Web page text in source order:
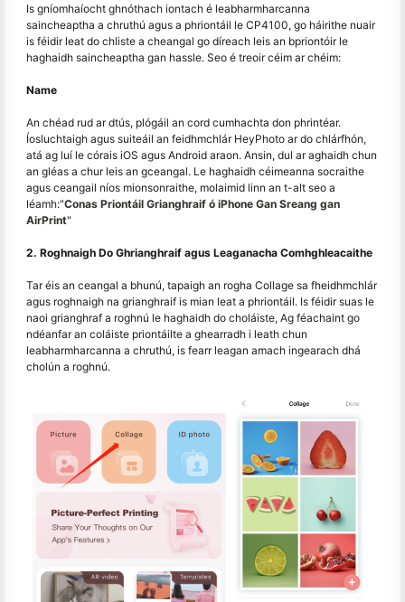
Is gníomhaíocht ghnóthach iontach é leabharmharcanna
saincheaptha a chruthú agus a phriontáil le CP4100, go háirithe nuair
is féidir leat do chliste a cheangal go díreach leis an bpriontóir le
haghaidh saincheaptha gan hassle. Seo é treoir céim ar chéim:
Name
An chéad rud ar dtús, plógáil an cord cumhachta don phrintéar.
Íosluchtaigh agus suiteáil an feidhmchlár HeyPhoto ar do chlárfhón,
atá ag luí le córais iOS agus Android araon. Ansin, dul ar aghaidh chun
an gléas a chur leis an gceangal. Le haghaidh céimeanna socraithe
agus ceangail níos mionsonraithe, molaimid linn an t-alt seo a
léamh:"Conas Priontáil Grianghraif ó iPhone Gan Sreang gan
AirPrint"
2. Roghnaigh Do Ghrianghraif agus Leaganacha Comhghleacaithe
Tar éis an ceangal a bhunú, tapaigh an rogha Collage sa fheidhmchlár
agus roghnaigh na grianghraif is mian leat a phriontáil. Is féidir suas le
naoi grianghraf a roghnú le haghaidh do choláiste, Ag féachaint go
ndéanfar an coláiste priontáilte a ghearradh i leath chun
leabharmharcanna a chruthú, is fearr leagan amach ingearach dhá
cholún a roghnú.